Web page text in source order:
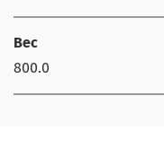
Вес
800.0